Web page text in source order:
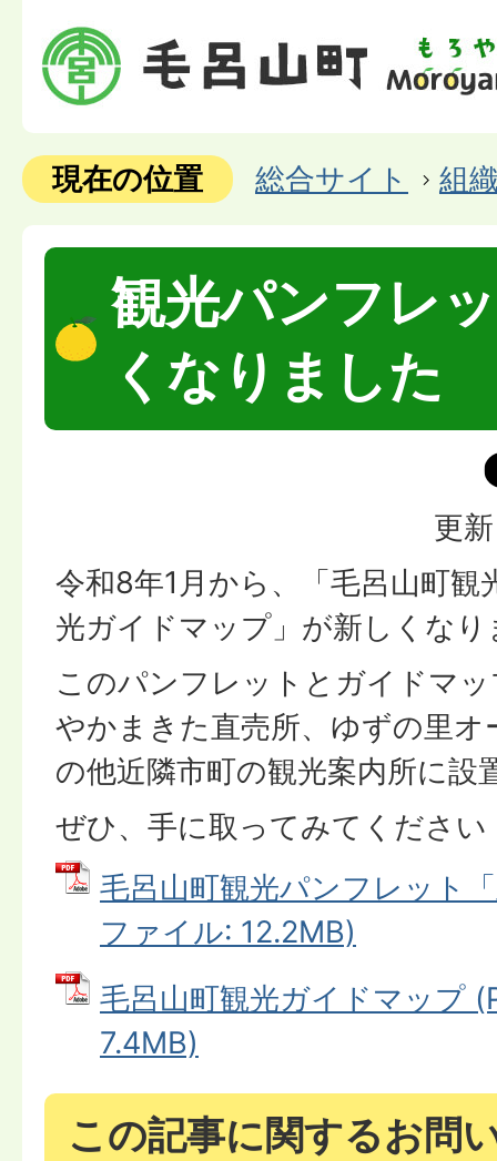
現在の位置 総合サイト 組
観光パンフレ
くなりました
更
令和8年1月から、「毛呂山町観
光ガイドマップ」が新しくなり
このパンフレットとガイドマ
やかまきた直売所、ゆずの里
の他近隣市町の観光案内所に設
ぜひ、手に取ってみてください
毛呂山町観光パンフレット
ファイル: 12.2MB)
毛呂山町観光ガイドマップ
7.4MB)
この記事に関するお問